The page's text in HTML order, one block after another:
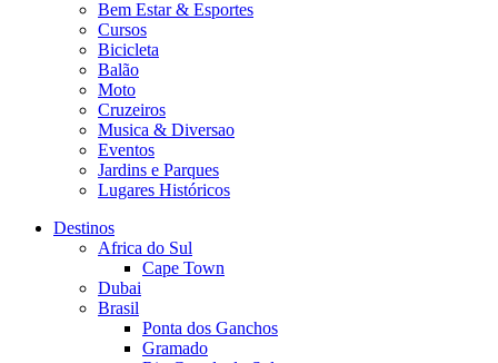
Bem Estar & Esportes
Cursos
Bicicleta
Balão
Moto
Cruzeiros
Musica & Diversao
Eventos
Jardins e Parques
Lugares Históricos
Destinos
Africa do Sul
Cape Town
Dubai
Brasil
Ponta dos Ganchos
Gramado